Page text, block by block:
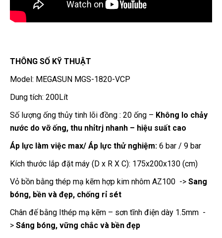
THÔNG SỐ KỸ THUẬT
Model: MEGASUN MGS-1820-VCP
Dung tích: 200Lít
Số lượng ống thủy tinh lõi đồng : 20 ống – Không lo chảy
nước do vỡ ống, thu nhỉtrj nhanh – hiệu suất cao
Áp lực làm việc max/ Áp lực thử nghiệm: 6 bar / 9 bar
Kích thước lắp đặt máy (D x R X C): 175x200x130 (cm)
Vỏ bồn bằng thép mạ kẽm hợp kim nhôm AZ100 -> Sang
bóng, bền và đẹp, chống rỉ sét
Chân đế bằng Ithép mạ kẽm – sơn tĩnh điện dày 1.5mm -
> Sáng bóng, vững chắc và bền đẹp